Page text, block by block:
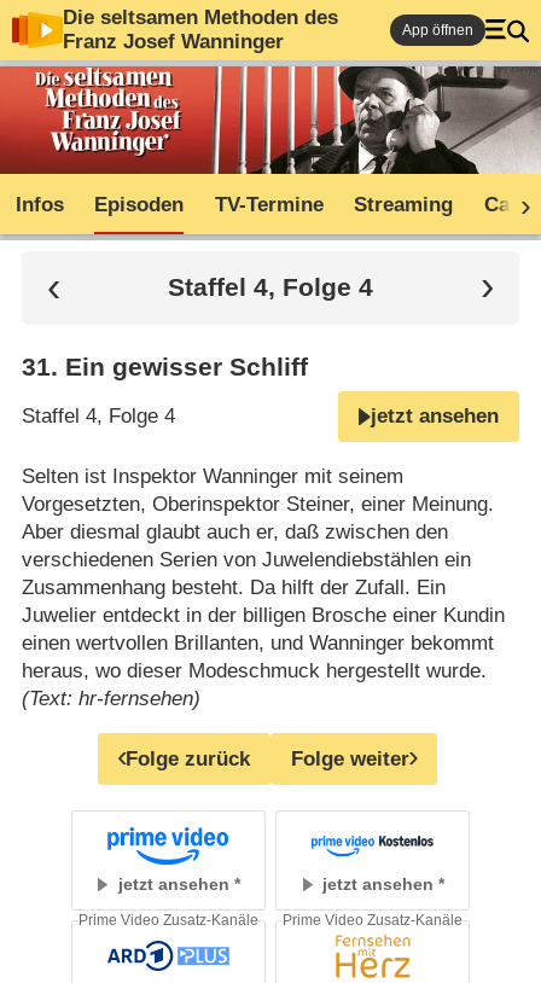
Die seltsamen Methoden des
Franz Josef Wanninger
App öffnen
Infos Episoden TV-Termine Streaming Cast
Staffel 4, Folge 4
31. Ein gewisser Schliff
Staffel 4, Folge 4 jetzt ansehen
Selten ist Inspektor Wanninger mit seinem
Vorgesetzten, Oberinspektor Steiner, einer Meinung.
Aber diesmal glaubt auch er, daß zwischen den
verschiedenen Serien von Juwelendiebstählen ein
Zusammenhang besteht. Da hilft der Zufall. Ein
Juwelier entdeckt in der billigen Brosche einer Kundin
einen wertvollen Brillanten, und Wanninger bekommt
heraus, wo dieser Modeschmuck hergestellt wurde.
(Text: hr-fernsehen)
Folge zurück Folge weiter
jetzt ansehen jetzt ansehen
Prime Video Zusatz-Kanäle Prime Video Zusatz-Kanäle